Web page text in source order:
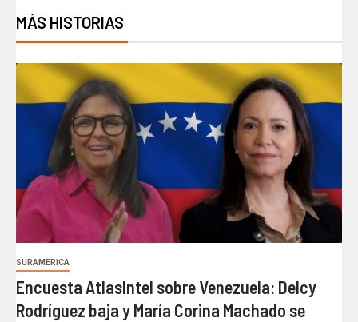
MÁS HISTORIAS
SURAMERICA
Encuesta AtlasIntel sobre Venezuela: Delcy
Rodríguez baja y María Corina Machado se